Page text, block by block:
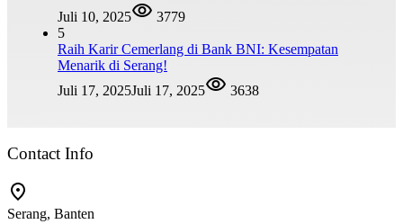
Juli 10, 2025
3779
5
Raih Karir Cemerlang di Bank BNI: Kesempatan
Menarik di Serang!
Juli 17, 2025Juli 17, 2025 3638
Contact Info
Serang, Banten